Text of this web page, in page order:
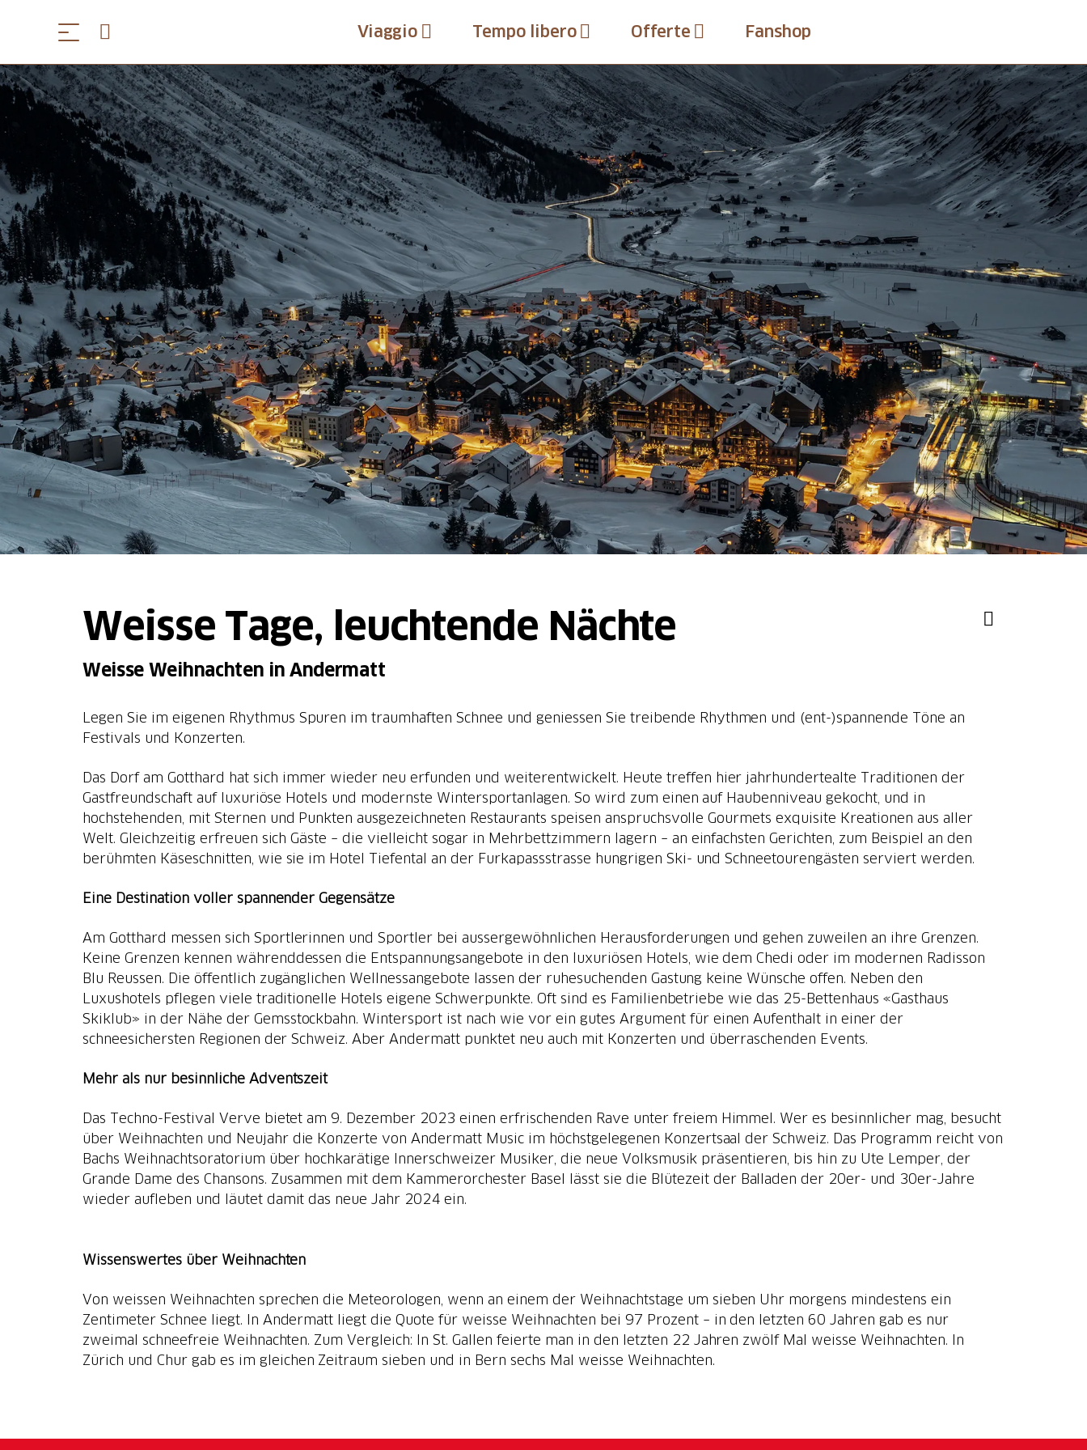
Viaggio Tempo libero Offerte Fanshop
Weisse Tage, leuchtende Nächte
Weisse Weihnachten in Andermatt
Legen Sie im eigenen Rhythmus Spuren im traumhaften Schnee und geniessen Sie treibende Rhythmen und (ent-)spannende Töne an
Festivals und Konzerten.
Das Dorf am Gotthard hat sich immer wieder neu erfunden und weiterentwickelt. Heute treffen hier jahrhundertealte Traditionen der
Gastfreundschaft auf luxuriöse Hotels und modernste Wintersportanlagen. So wird zum einen auf Haubenniveau gekocht, und in
hochstehenden, mit Sternen und Punkten ausgezeichneten Restaurants speisen anspruchsvolle Gourmets exquisite Kreationen aus aller
Welt. Gleichzeitig erfreuen sich Gäste – die vielleicht sogar in Mehrbettzimmern lagern – an einfachsten Gerichten, zum Beispiel an den
berühmten Käseschnitten, wie sie im Hotel Tiefental an der Furkapassstrasse hungrigen Ski- und Schneetourengästen serviert werden.
Eine Destination voller spannender Gegensätze
Am Gotthard messen sich Sportlerinnen und Sportler bei aussergewöhnlichen Herausforderungen und gehen zuweilen an ihre Grenzen.
Keine Grenzen kennen währenddessen die Entspannungsangebote in den luxuriösen Hotels, wie dem Chedi oder im modernen Radisson
Blu Reussen. Die öffentlich zugänglichen Wellnessangebote lassen der ruhesuchenden Gastung keine Wünsche offen. Neben den
Luxushotels pflegen viele traditionelle Hotels eigene Schwerpunkte. Oft sind es Familienbetriebe wie das 25-Bettenhaus «Gasthaus
Skiklub» in der Nähe der Gemsstockbahn. Wintersport ist nach wie vor ein gutes Argument für einen Aufenthalt in einer der
schneesichersten Regionen der Schweiz. Aber Andermatt punktet neu auch mit Konzerten und überraschenden Events.
Mehr als nur besinnliche Adventszeit
Das Techno-Festival Verve bietet am 9. Dezember 2023 einen erfrischenden Rave unter freiem Himmel. Wer es besinnlicher mag, besucht
über Weihnachten und Neujahr die Konzerte von Andermatt Music im höchstgelegenen Konzertsaal der Schweiz. Das Programm reicht von
Bachs Weihnachtsoratorium über hochkarätige Innerschweizer Musiker, die neue Volksmusik präsentieren, bis hin zu Ute Lemper, der
Grande Dame des Chansons. Zusammen mit dem Kammerorchester Basel lässt sie die Blütezeit der Balladen der 20er- und 30er-Jahre
wieder aufleben und läutet damit das neue Jahr 2024 ein.
Wissenswertes über Weihnachten
Von weissen Weihnachten sprechen die Meteorologen, wenn an einem der Weihnachtstage um sieben Uhr morgens mindestens ein
Zentimeter Schnee liegt. In Andermatt liegt die Quote für weisse Weihnachten bei 97 Prozent – in den letzten 60 Jahren gab es nur
zweimal schneefreie Weihnachten. Zum Vergleich: In St. Gallen feierte man in den letzten 22 Jahren zwölf Mal weisse Weihnachten. In
Zürich und Chur gab es im gleichen Zeitraum sieben und in Bern sechs Mal weisse Weihnachten.